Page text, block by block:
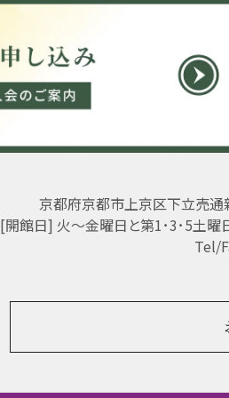
京都府京都市上京区下立売通
[開館日] 火～金曜日と第1･3･5土曜
Tel/